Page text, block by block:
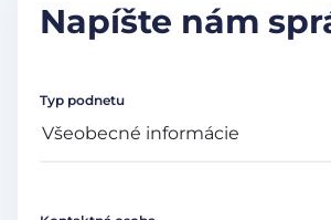
Napíšte nám
Typ podnetu